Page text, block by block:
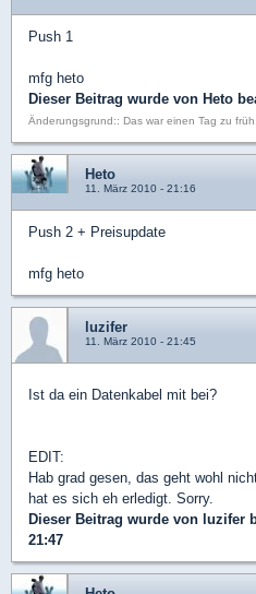
Push 1
mfg heto
Dieser Beitrag wurde von Heto
Änderungsgrund:: Das war einen Tag zu
Heto
11. März 2010 - 21:16
Push 2 + Preisupdate
mfg heto
luzifer
11. März 2010 - 21:45
Ist da ein Datenkabel mit bei?
EDIT:
Hab grad gesen, das geht wohl
hat es sich eh erledigt. Sorry.
Dieser Beitrag wurde von luzifer
21:47